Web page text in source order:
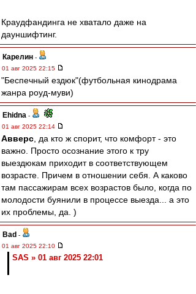
Краудфандинга не хватало даже на
дауншифтинг.
Карелин -
01 авг 2025 22:15
"Беспечный ездюк"(футбольная кинодрама
жанра роуд-муви)
Ehidna -
01 авг 2025 22:14
Авверс , да кто ж спорит, что комфорт - это
важно. Просто осознание этого к тру
выездюкам приходит в соответствующем
возрасте. Причем в отношении себя. А каково
там пассажирам всех возрастов было, когда по
молодости буянили в процессе выезда... а это
их проблемы, да. )
Bad -
01 авг 2025 22:10
SAS » 01 авг 2025 22:01